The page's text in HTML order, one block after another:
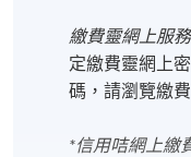
HPSHCC Campus
繳費靈網上服務
定繳費靈網上
碼，請瀏覽繳
*信用咭網上繳